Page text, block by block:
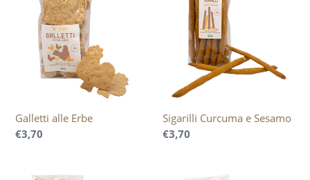
Galletti alle Erbe
Prezzo
€3,70
Sesamo
Sigarilli Curcuma e Sesamo
Prezzo
€3,70